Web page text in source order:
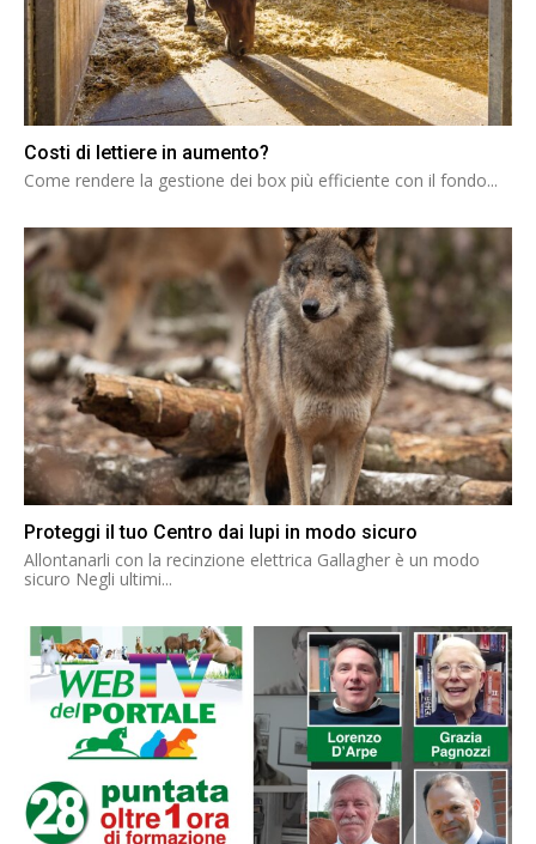
Costi di lettiere in aumento?
Come rendere la gestione dei box più efficiente con il fondo...
Proteggi il tuo Centro dai lupi in modo sicuro
Allontanarli con la recinzione elettrica Gallagher è un modo
sicuro Negli ultimi...